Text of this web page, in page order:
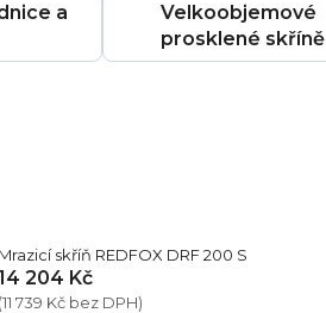
a
Velkoobjemové
prosklené skříně
Mrazicí skříň REDFOX DRF 200 S
204 Kč
(11 739 Kč bez DPH)